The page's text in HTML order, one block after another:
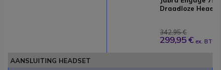
Draadloze
342,95 €
299,95 € ex. BTW
AANSLUITING HEADSET